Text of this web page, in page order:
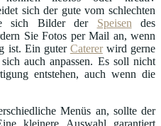
sich der gute vom schlechten
sich Bilder der Speisen des
Sie Fotos per Mail an, wenn
ist. Ein guter Catererwird gerne
auch anpassen. Es soll nicht
entstehen, auch wenn die
Menüs an, sollte der
kleinere Auswahl garantiert